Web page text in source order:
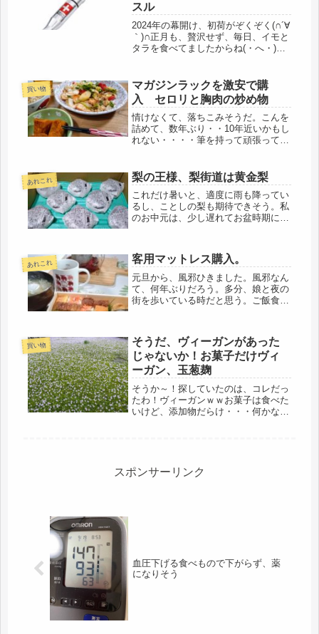
スル
2024年の幕開け、初荷がぞくぞく(∩´∀
｀)∩正月も、贅沢せず、毎日、イモと
タラを食べてましたからね(・へ・)朝
のご実家の被災状況。顔を遇わすな
り、報告してくれました。輪...
買い物
マガジンラックを激安で購
入 セロリと胸肉の炒め物
情けなくて、落ちこみそうだ。こんを
詰めて、数年ぶり・・10年近いかもし
れない・・・・筆を持って頑張って仕
くて全部破り捨てたくなった。永年や
っていることだからと軽く考えてい
た...
あれこれ 梨の王様、梨街道は黄金梨
これだけ暑いと、適度に雨も降ってい
るし、ことしの梨も期待できそう。私
のお中元は、少し遅れてお盆時期に、
い性格だったので、長い間、知りませ
んでした。連れて行くとお金を支払う
こ...
あれこれ 客用マットレス購入。
元旦から、風邪ひきました。風邪なん
て、何年ぶりだろう。多分、娘と夜の
街を歩いている時だと思う。ご飯食べ
とうございます・・・母「風邪ひいて
ない？」なにしろ、娘のいる間、ずっ
と...
買い物
そうだ、ヴィーガンがあった
じゃないか！お菓子だけヴィ
ーガン、玉葱麹
そうか～！探していたのは、コレだっ
たわ！ヴィーガンｗｗお菓子は食べた
いけど、添加物だらけ・・・何かない
張...
スポンサーリンク
血圧下げる食べもので下がらず、薬
になりそう